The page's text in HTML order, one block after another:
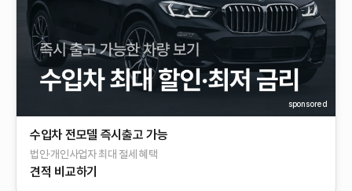
sponsored
수입차 전모델 즉시출고 가능
법인·개인사업자 최대 절세 혜택
견적 비교하기